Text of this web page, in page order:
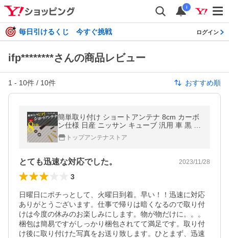
i
毎日引けるくじ 今すぐ挑戦 ログイン
ifp********さんの商品レビュー
1 - 10件 / 10件 おすすめ順
簡単取り付け ショートアンテナ 8cm カーボ
ン仕様 日産 ニッサン キューブ 汎用 車 黒 ブ
ラック NISSAN パーツ 受信 カーボン調
トップアンテナストア
とても迅速な対応でした。 2023/11/28
3
日曜日にポチっとして、火曜日到着。早い！！迅速に対応
ありがとうございます。仕事で帰りは暗くなるので取り付
けは今度の休みのお楽しみにします。物が物だけに。。。
梱包は簡易ですがしっかり梱包されてて満足です。取り付
け後に取り付けた写真をお送り致します。ひとまず、迅速